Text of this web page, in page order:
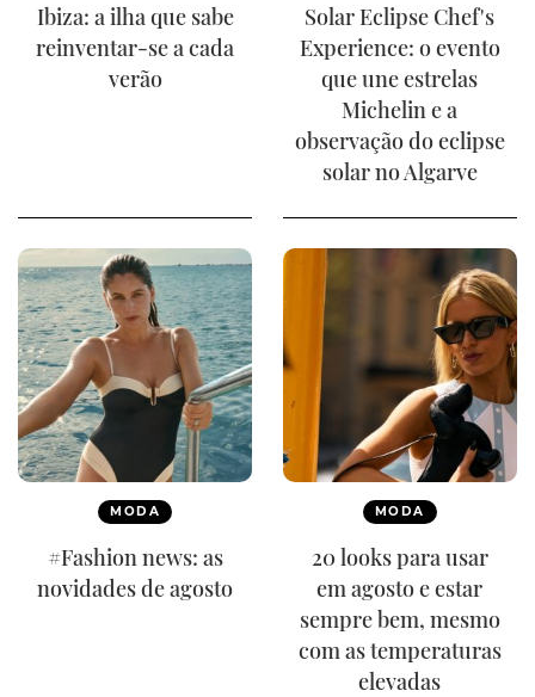
Ibiza: a ilha que sabe
reinventar-se a cada
verão
Solar Eclipse Chef's
Experience: o evento
que une estrelas
Michelin e a
observação do eclipse
solar no Algarve
MODA
#Fashion news: as
novidades de agosto
MODA
20 looks para usar
em agosto e estar
sempre bem, mesmo
com as temperaturas
elevadas